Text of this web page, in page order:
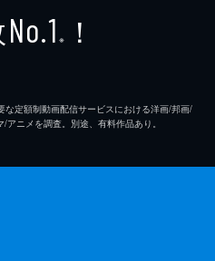
No.1 ※ ！
定額制動画配信サービスにおける洋画/邦画/
ニメを調査。別途、有料作品あり。